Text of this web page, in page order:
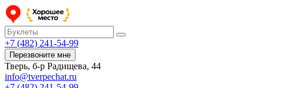
+7 (482) 241-54-99
Перезвоните мне
Тверь, б-р Радищева, 44
info@tverpechat.ru